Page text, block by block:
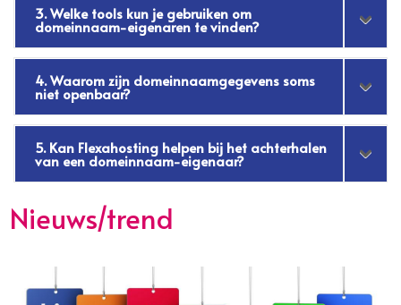
3. Welke tools kun je gebruiken om
domeinnaam-eigenaren te vinden?
4. Waarom zijn domeinnaamgegevens soms
niet openbaar?
5. Kan Flexahosting helpen bij het achterhalen
van een domeinnaam-eigenaar?
Nieuws/trend